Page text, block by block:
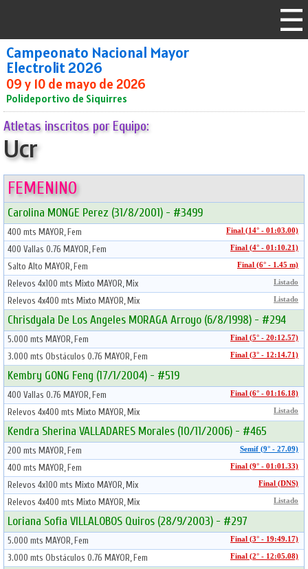
Campeonato Nacional Mayor
Electrolit 2026
09 y 10 de mayo de 2026
Polideportivo de Siquirres
Atletas inscritos por Equipo:
Ucr
FEMENINO
Carolina MONGE Perez (31/8/2001) - #3499
400 mts MAYOR, Fem Final (14° - 01:03.00)
400 Vallas 0.76 MAYOR, Fem Final (4° - 01:10.21)
Salto Alto MAYOR, Fem Final (6° - 1.45 m)
Relevos 4x100 mts Mixto MAYOR, Mix Listado
Relevos 4x400 mts Mixto MAYOR, Mix Listado
Chrisdyala De Los Angeles MORAGA Arroyo (6/8/1998) - #294
5.000 mts MAYOR, Fem Final (5° - 20:12.57)
3.000 mts Obstáculos 0.76 MAYOR, Fem Final (3° - 12:14.71)
Kembry GONG Feng (17/1/2004) - #519
400 Vallas 0.76 MAYOR, Fem Final (6° - 01:16.18)
Relevos 4x400 mts Mixto MAYOR, Mix Listado
Kendra Sherina VALLADARES Morales (10/11/2006) - #465
200 mts MAYOR, Fem Semif (9° - 27.09)
400 mts MAYOR, Fem Final (9° - 01:01.33)
Relevos 4x100 mts Mixto MAYOR, Mix Final (DNS)
Relevos 4x400 mts Mixto MAYOR, Mix Listado
Loriana Sofia VILLALOBOS Quiros (28/9/2003) - #297
5.000 mts MAYOR, Fem Final (3° - 19:49.17)
3.000 mts Obstáculos 0.76 MAYOR, Fem Final (2° - 12:05.08)